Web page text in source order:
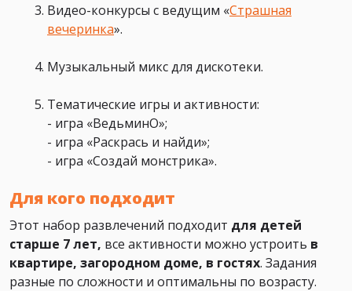
Видео-конкурсы с ведущим «Страшная
вечеринка».
Музыкальный микс для дискотеки.
Тематические игры и активности:
- игра «ВедьминО»;
- игра «Раскрась и найди»;
- игра «Создай монстрика».
Для кого подходит
Этот набор развлечений подходит для детей
старше 7 лет, все активности можно устроить в
квартире, загородном доме, в гостях. Задания
разные по сложности и оптимальны по возрасту.